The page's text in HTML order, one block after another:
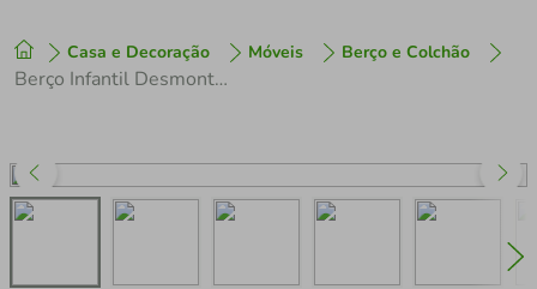
Casa e Decoração Móveis Berço e Colchão
Berço Infantil Desmontável Mini Play Com Rodas - Safety 1st
1 º tenis
perfume